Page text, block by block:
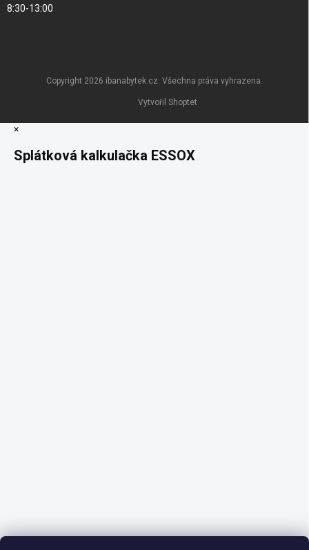
8:30-13:00
Vytvořil Shoptet
Copyright 2026 ibanabytek.cz. Všechna práva vyhrazena.
×
Splátková kalkulačka ESSOX